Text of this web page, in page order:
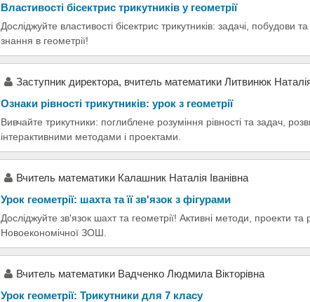
Властивості бісектрис трикутників у геометрії
Досліджуйте властивості бісектрис трикутників: задачі, побудови
знання в геометрії!
Заступник директора, вчитель математики Литвинюк
Ознаки рівності трикутників: урок з геометрії
Вивчайте трикутники: поглиблене розуміння рівності та задач,
інтерактивними методами і проектами.
Вчитель математики Калашник Наталія Іванівна
Урок геометрії: шахта та її зв'язок з фігурами
Досліджуйте зв'язок шахт та геометрії! Активні методи, проекти
Новоекономічної ЗОШ.
Вчитель математики Вадченко Людмила Вікторівна
Урок геометрії: Трикутники для 7 класу